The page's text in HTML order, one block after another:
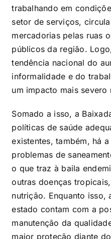
trabalhando em
setor de serviços,
mercadorias pelas ruas
públicos da região.
tendência nacional do
informalidade e do
um impacto mais severo
Somado a isso, a
políticas de saúde
existentes, também, há
problemas de
o que traz à baila
outras doenças
nutrição. Enquanto isso,
estado contam com a
manutenção da
maior proteção diante